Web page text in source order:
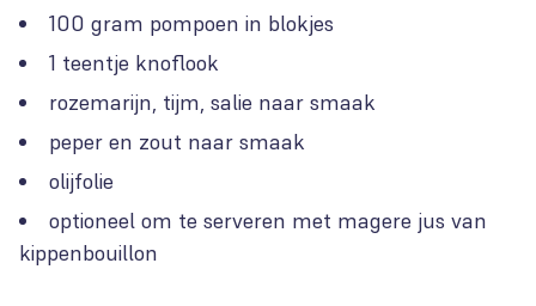
100 gram pompoen in blokjes
1 teentje knoflook
rozemarijn, tijm, salie naar smaak
peper en zout naar smaak
olijfolie
optioneel om te serveren met magere jus van
kippenbouillon